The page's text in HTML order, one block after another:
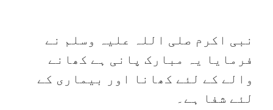
نبی اکرم صلی اللہ علیہ وسلم نے
فرمایا یہ مبارک پانی ہے کھانے
والے کے لئے کھانا اور بیماری کے
لئے شفا ہے۔